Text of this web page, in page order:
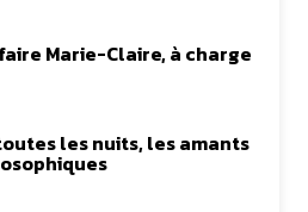
Marie-Claire, à charge
les nuits, les amants